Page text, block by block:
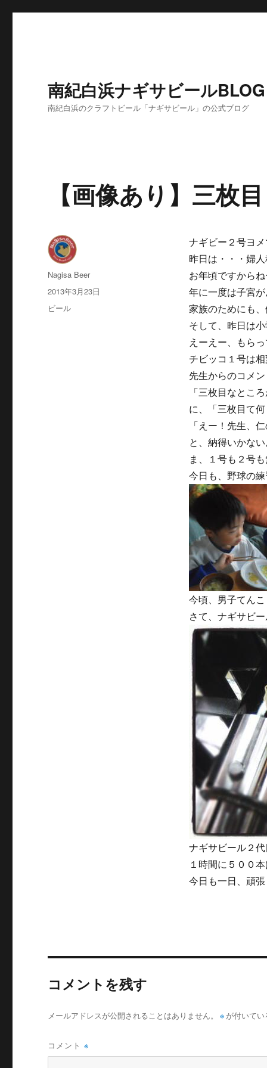
南紀白浜ナギサビールBLOG
南紀白浜のクラフトビール「ナギサビール」の公式ブログ
【画像あり】三枚
ナギビー２号ヨメ
昨日は・・・婦
お年頃ですからね
年に一度は子宮
家族のためにも、
そして、昨日は
えーえー、もら
チビッコ１号は
先生からのコメン
「三枚目なとこ
に、「三枚目て
「えー！先生、
と、納得いかな
ま、１号も２号
今日も、野球の
今頃、男子てん
さて、ナギサビ
ナギサビール２代
１時間に５００
今日も一日、頑張
投
稿
Nagisa Beer
投
稿
日:
2013年3月23日
カ
ビール
コメントを残す
メールアドレスが公開されることはありません。 ※ が付いて
コメント※